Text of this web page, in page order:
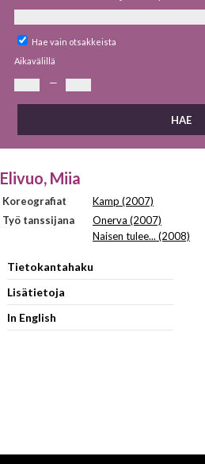
Hae vain otsakkeista
Aikavälillä
—
Elivuo, Miia
Koreografiat
Kamp (2007)
Työ tanssijana
Onerva (2007)
Naisen tulee... (2008)
Tietokantahaku
Lisätietoja
In English